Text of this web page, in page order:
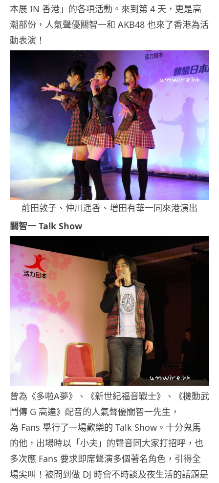
本展 IN 香港」的各項活動。來到第 4 天，更是高
潮部份，人氣聲優關智一和 AKB48 也來了香港為活
動表演！
前田敦子、仲川遥香、増田有華一同來港演出
關智一 Talk Show
曾為《多啦A夢》、《新世紀福音戰士》、《機動武
鬥傳 G 高達》配音的人氣聲優關智一先生，
為 Fans 舉行了一場歡樂的 Talk Show。十分鬼馬
的他，出場時以「小夫」的聲音同大家打招呼，也
多次應 Fans 要求即席聲演多個著名角色，引得全
場尖叫！被問到做 DJ 時會不時談及夜生活的話題是